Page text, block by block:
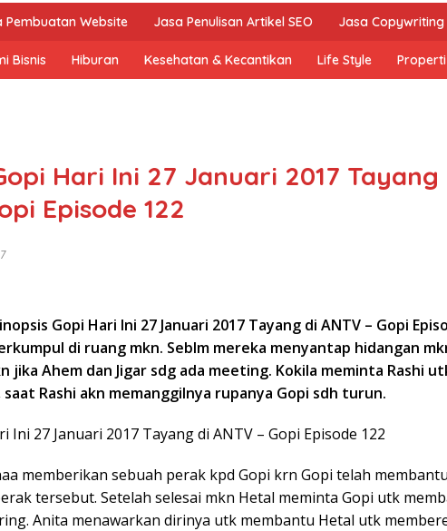
Pembuatan Website Jasa Penulisan Artikel SEO Jasa Copywriting
Bisnis Hiburan Kesehatan & Kecantikan Life Style Properti
Hari Ini 27 Januari 2017 Tayang
Episode 122
Gopi Hari Ini 27 Januari 2017 Tayang di ANTV – Gopi
di ruang mkn. Seblm mereka menyantap hidangan
jika Ahem dan Jigar sdg ada meeting. Kokila meminta Rashi
saat Rashi akn memanggilnya rupanya Gopi sdh turun.
Ini 27 Januari 2017 Tayang di ANTV – Gopi Episode 122
memberikan sebuah perak kpd Gopi krn Gopi telah
tersebut. Setelah selesai mkn Hetal meminta Gopi utk
Anita menawarkan dirinya utk membantu Hetal utk